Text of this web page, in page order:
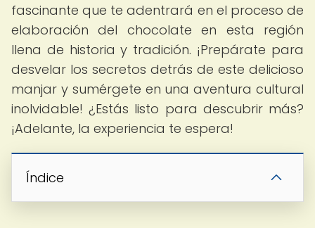
fascinante que te adentrará en el proceso de
elaboración del chocolate en esta región
llena de historia y tradición. ¡Prepárate para
desvelar los secretos detrás de este delicioso
manjar y sumérgete en una aventura cultural
inolvidable! ¿Estás listo para descubrir más?
¡Adelante, la experiencia te espera!
Índice